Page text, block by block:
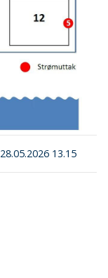
28.05.2026 13.15